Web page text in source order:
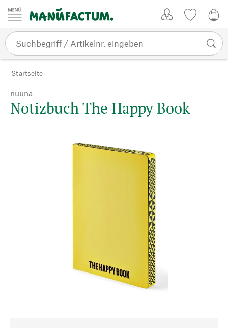
Zum Inhalt springen
Startseite
nuuna
Notizbuch The Happy Book